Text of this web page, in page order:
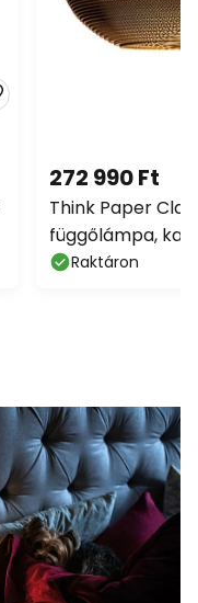
272 990 Ft
Think Paper
függőlámpa,
ernyővel
Raktáron